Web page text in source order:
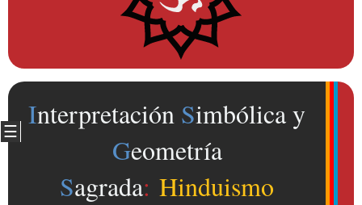
Interpretación Simbólica y
Geometría
Sagrada: Hinduismo
☰